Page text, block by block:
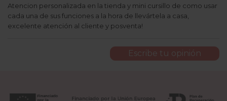
Atencion personalizada en la tienda y mini cursillo de como usar
cada una de sus funciones a la hora de llevártela a casa,
excelente atención al cliente y posventa!
Escribe tu opinión